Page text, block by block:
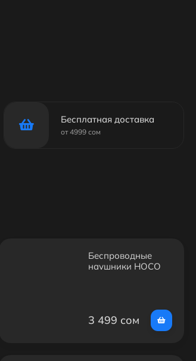
Бесплатная доставка
от 4999 сом
Беспроводные
наушники HOCO
3 499 сом